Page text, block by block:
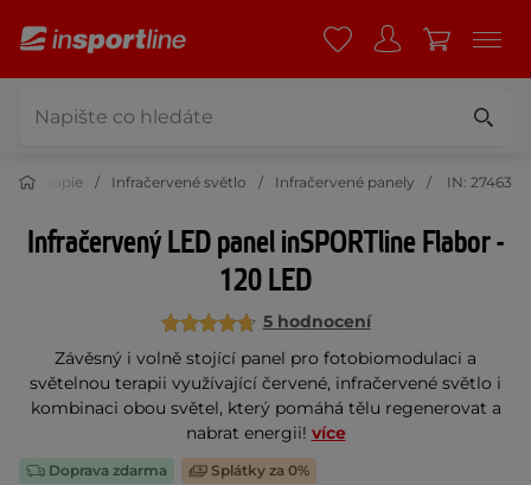
terapie Infračervené světlo Infračervené panely IN: 27463
Infračervený LED panel inSPORTline Flabor -
120 LED
5 hodnocení
Závěsný i volně stojící panel pro fotobiomodulaci a
světelnou terapii využívající červené, infračervené světlo i
kombinaci obou světel, který pomáhá tělu regenerovat a
nabrat energii! více
Doprava zdarma Splátky za 0%